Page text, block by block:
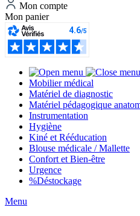
Mon compte
Mon panier
Mobilier médical
Matériel de diagnostic
Matériel pédagogique
Instrumentation
Hygiène
Kiné et Rééducation
Blouse médicale / Mallette
Confort et Bien-être
Urgence
%Déstockage
Menu